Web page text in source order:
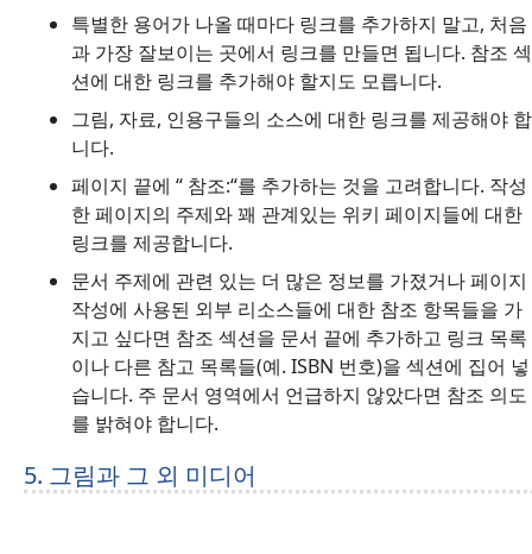
특별한 용어가 나올 때마다 링크를 추가하지 말고, 처음
과 가장 잘보이는 곳에서 링크를 만들면 됩니다. 참조 섹
션에 대한 링크를 추가해야 할지도 모릅니다.
그림, 자료, 인용구들의 소스에 대한 링크를 제공해야 합
니다.
페이지 끝에 “ 참조:“를 추가하는 것을 고려합니다. 작성
한 페이지의 주제와 꽤 관계있는 위키 페이지들에 대한
링크를 제공합니다.
문서 주제에 관련 있는 더 많은 정보를 가졌거나 페이지
작성에 사용된 외부 리소스들에 대한 참조 항목들을 가
지고 싶다면 참조 섹션을 문서 끝에 추가하고 링크 목록
이나 다른 참고 목록들(예. ISBN 번호)을 섹션에 집어 넣
습니다. 주 문서 영역에서 언급하지 않았다면 참조 의도
를 밝혀야 합니다.
5. 그림과 그 외 미디어